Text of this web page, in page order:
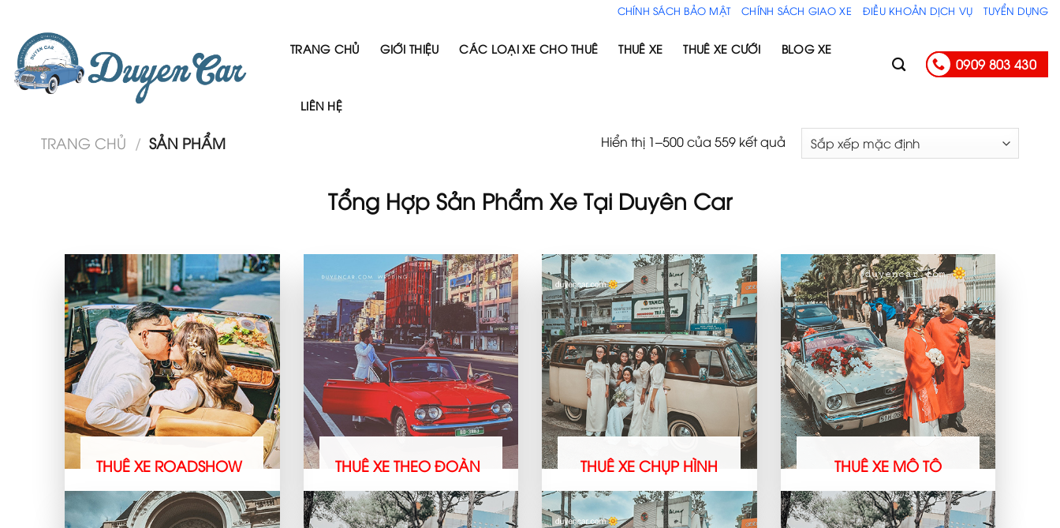
content
CHÍNH SÁCH BẢO MẬT CHÍNH SÁCH GIAO XE ĐIỀU KHOẢN DỊCH VỤ TUYỂN DỤNG
TRANG CHỦ GIỚI THIỆU CÁC LOẠI XE CHO THUÊ THUÊ XE THUÊ XE CƯỚI BLOG XE
LIÊN HỆ
0909 803 430
TRANG CHỦ / SẢN PHẨM Hiển thị 1–500 của 559 kết quả
Tổng Hợp Sản Phẩm Xe Tại Duyên Car
THUÊ XE ROADSHOW THUÊ XE THEO ĐOÀN THUÊ XE CHỤP HÌNH THUÊ XE MÔ TÔ